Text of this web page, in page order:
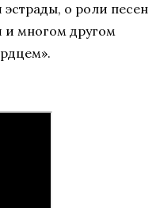
эстрады, о роли песен
и многом другом